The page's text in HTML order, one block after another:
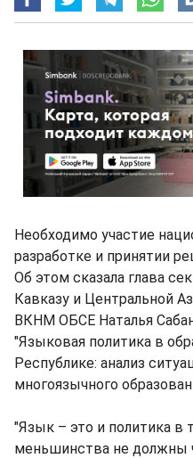
Необходимо участие
разработке и принятии
Об этом сказала глава
Кавказу и Центральной
ВКНМ ОБСЕ Наталья
"Языковая политика в
Республике: анализ
многоязычного
"Язык – это и политика в
меньшинства не должны